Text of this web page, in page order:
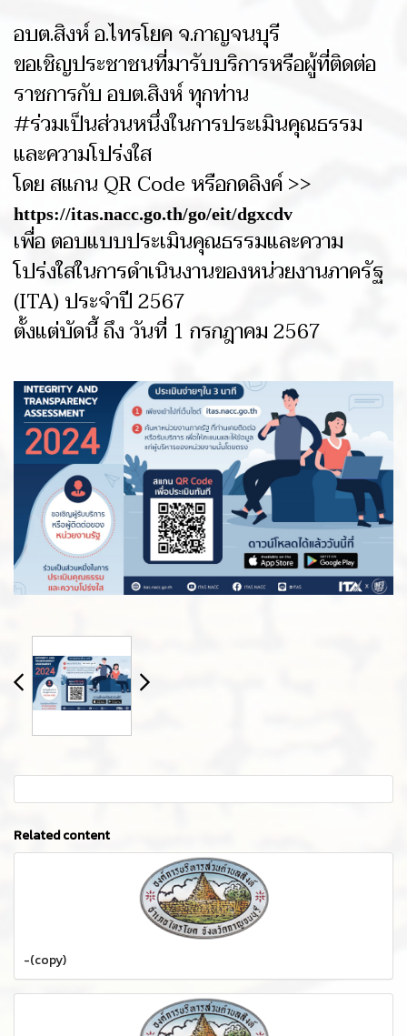
อบต.สิงห์ อ.ไทรโยค จ.กาญจนบุรี
ขอเชิญประชาชนที่มารับบริการหรือผู้ที่ติดต่อ
ราชการกับ อบต.สิงห์ ทุกท่าน
#ร่วมเป็นส่วนหนึ่งในการประเมินคุณธรรม
และความโปร่งใส
โดย สแกน QR Code หรือกดลิงค์ >>
https://itas.nacc.go.th/go/eit/dgxcdv
เพื่อ ตอบแบบประเมินคุณธรรมและความ
โปร่งใสในการดำเนินงานของหน่วยงานภาครัฐ
(ITA) ประจำปี 2567
ตั้งแต่บัดนี้ ถึง วันที่ 1 กรกฎาคม 2567
Related content
-(copy)